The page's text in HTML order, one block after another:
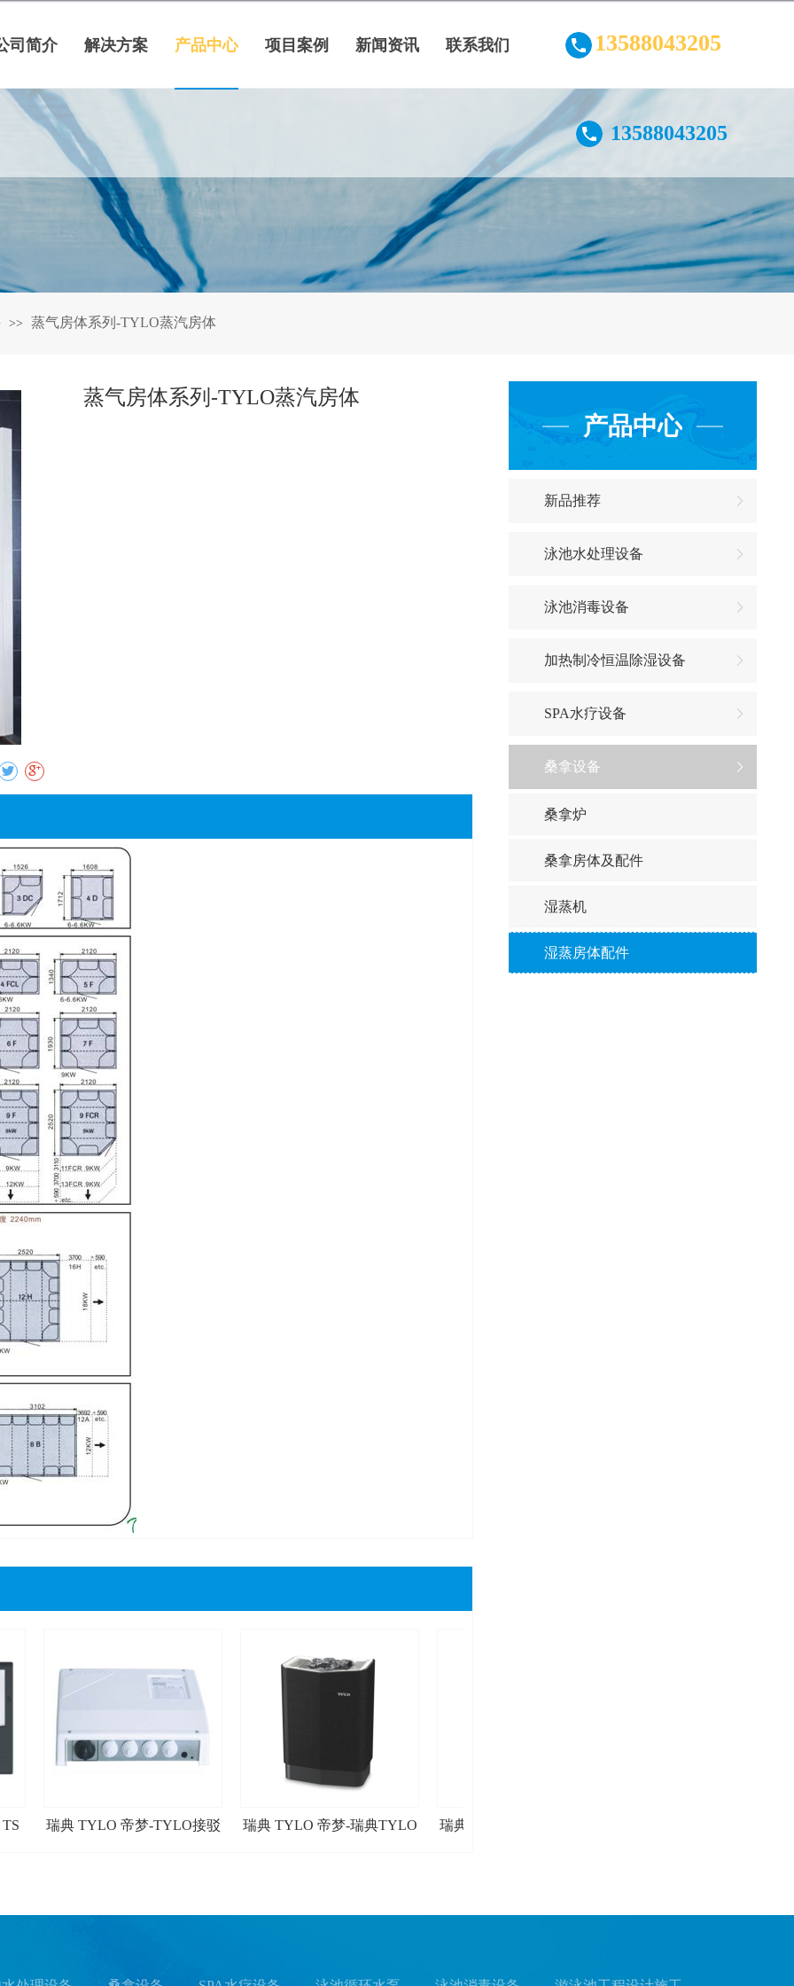
13588043205
司简介 解决方案 产品中心 项目案例 新闻资讯 联系我们
13588043205
>> 蒸气房体系列-TYLO蒸汽房体
产品中心
新品推荐
泳池水处理设备
泳池消毒设备
加热制冷恒温除湿设备
SPA水疗设备
桑拿设备
桑拿炉
桑拿房体及配件
湿蒸机
湿蒸房体配件
蒸气房体系列-TYLO蒸汽房体
瑞典 TYLO 帝梦-TYLO接驳
瑞典 TYLO 帝梦-瑞典TYLO
瑞典 TYLO 帝梦-TYLO新款